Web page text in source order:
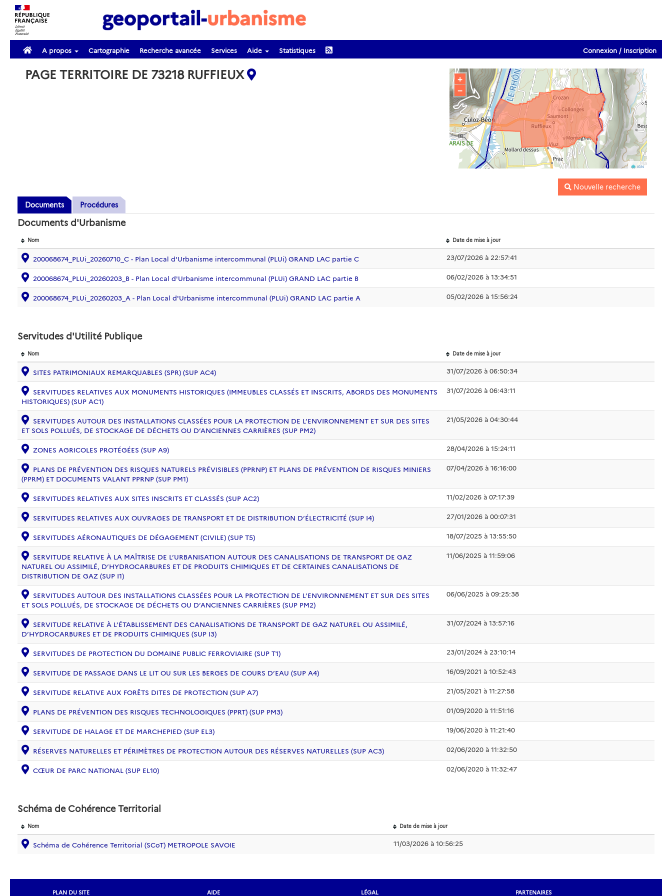
A propos Cartographie Recherche avancée Services Aide Statistiques Connexion / Inscription
PAGE TERRITOIRE DE 73218 RUFFIEUX
+
−
IGN
Nouvelle recherche
Documents
Procédures
Documents d'Urbanisme
Nom Date de mise à jour
200068674_PLUi_20260710_C - Plan Local d'Urbanisme intercommunal (PLUi) GRAND LAC partie C 23/07/2026 à 22:57:41
200068674_PLUi_20260203_B - Plan Local d'Urbanisme intercommunal (PLUi) GRAND LAC partie B 06/02/2026 à 13:34:51
200068674_PLUi_20260203_A - Plan Local d'Urbanisme intercommunal (PLUi) GRAND LAC partie A 05/02/2026 à 15:56:24
Servitudes d'Utilité Publique
Nom Date de mise à jour
SITES PATRIMONIAUX REMARQUABLES (SPR) (SUP AC4) 31/07/2026 à 06:50:34
SERVITUDES RELATIVES AUX MONUMENTS HISTORIQUES (IMMEUBLES CLASSÉS ET INSCRITS, ABORDS DES MONUMENTS
HISTORIQUES) (SUP AC1)
31/07/2026 à 06:43:11
SERVITUDES AUTOUR DES INSTALLATIONS CLASSÉES POUR LA PROTECTION DE L’ENVIRONNEMENT ET SUR DES SITES
ET SOLS POLLUÉS, DE STOCKAGE DE DÉCHETS OU D’ANCIENNES CARRIÈRES (SUP PM2)
21/05/2026 à 04:30:44
ZONES AGRICOLES PROTÉGÉES (SUP A9) 28/04/2026 à 15:24:11
PLANS DE PRÉVENTION DES RISQUES NATURELS PRÉVISIBLES (PPRNP) ET PLANS DE PRÉVENTION DE RISQUES MINIERS
(PPRM) ET DOCUMENTS VALANT PPRNP (SUP PM1)
07/04/2026 à 16:16:00
SERVITUDES RELATIVES AUX SITES INSCRITS ET CLASSÉS (SUP AC2) 11/02/2026 à 07:17:39
SERVITUDES RELATIVES AUX OUVRAGES DE TRANSPORT ET DE DISTRIBUTION D’ÉLECTRICITÉ (SUP I4) 27/01/2026 à 00:07:31
SERVITUDES AÉRONAUTIQUES DE DÉGAGEMENT (CIVILE) (SUP T5) 18/07/2025 à 13:55:50
SERVITUDE RELATIVE À LA MAÎTRISE DE L’URBANISATION AUTOUR DES CANALISATIONS DE TRANSPORT DE GAZ
NATUREL OU ASSIMILÉ, D’HYDROCARBURES ET DE PRODUITS CHIMIQUES ET DE CERTAINES CANALISATIONS DE
DISTRIBUTION DE GAZ (SUP I1)
11/06/2025 à 11:59:06
SERVITUDES AUTOUR DES INSTALLATIONS CLASSÉES POUR LA PROTECTION DE L’ENVIRONNEMENT ET SUR DES SITES
ET SOLS POLLUÉS, DE STOCKAGE DE DÉCHETS OU D’ANCIENNES CARRIÈRES (SUP PM2)
06/06/2025 à 09:25:38
SERVITUDE RELATIVE À L’ÉTABLISSEMENT DES CANALISATIONS DE TRANSPORT DE GAZ NATUREL OU ASSIMILÉ,
D’HYDROCARBURES ET DE PRODUITS CHIMIQUES (SUP I3)
31/07/2024 à 13:57:16
SERVITUDES DE PROTECTION DU DOMAINE PUBLIC FERROVIAIRE (SUP T1) 23/01/2024 à 23:10:14
SERVITUDE DE PASSAGE DANS LE LIT OU SUR LES BERGES DE COURS D’EAU (SUP A4) 16/09/2021 à 10:52:43
SERVITUDE RELATIVE AUX FORÊTS DITES DE PROTECTION (SUP A7) 21/05/2021 à 11:27:58
PLANS DE PRÉVENTION DES RISQUES TECHNOLOGIQUES (PPRT) (SUP PM3) 01/09/2020 à 11:51:16
SERVITUDE DE HALAGE ET DE MARCHEPIED (SUP EL3) 19/06/2020 à 11:21:40
RÉSERVES NATURELLES ET PÉRIMÈTRES DE PROTECTION AUTOUR DES RÉSERVES NATURELLES (SUP AC3) 02/06/2020 à 11:32:50
CŒUR DE PARC NATIONAL (SUP EL10) 02/06/2020 à 11:32:47
Schéma de Cohérence Territorial
Nom Date de mise à jour
Schéma de Cohérence Territorial (SCoT) METROPOLE SAVOIE 11/03/2026 à 10:56:25
PLAN DU SITE AIDE LÉGAL PARTENAIRES